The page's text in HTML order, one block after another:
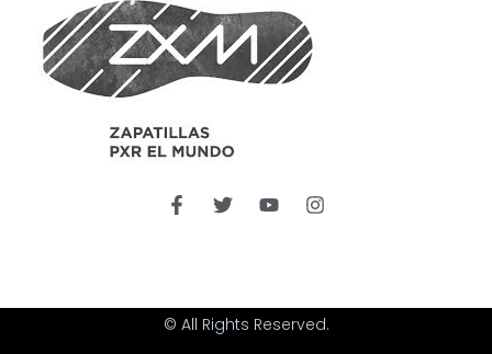
© All Rights Reserved.